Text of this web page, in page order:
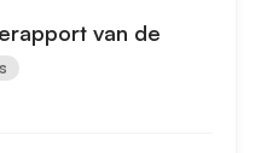
van de